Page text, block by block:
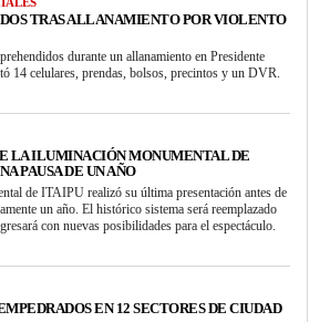
TRAS ALLANAMIENTO POR VIOLENTO
durante un allanamiento en Presidente
14 celulares, prendas, bolsos, precintos y un DVR.
LA ILUMINACIÓN MONUMENTAL DE
PAUSA DE UN AÑO
de ITAIPU realizó su última presentación antes de
un año. El histórico sistema será reemplazado
con nuevas posibilidades para el espectáculo.
EN 12 SECTORES DE CIUDAD